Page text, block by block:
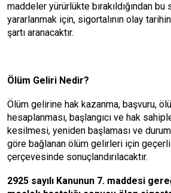
maddeler yürürlükte bırakıldığından
yararlanmak için, sigortalının olay
şartı aranacaktır.
Ölüm Geliri Nedir?
Ölüm gelirine hak kazanma, başvuru,
hesaplanması, başlangıcı ve hak
kesilmesi, yeniden başlaması ve
göre bağlanan ölüm gelirleri için
çerçevesinde sonuçlandırılacaktır.
2925 sayılı Kanunun 7. maddesi